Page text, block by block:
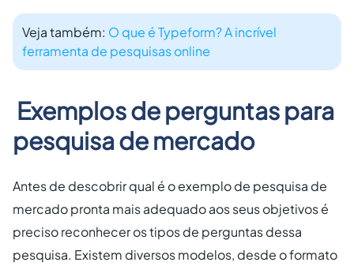
Veja também: O que é Typeform? A incrível
ferramenta de pesquisas online
Exemplos de perguntas para
pesquisa de mercado
Antes de descobrir qual é o exemplo de pesquisa de
mercado pronta mais adequado aos seus objetivos é
preciso reconhecer os tipos de perguntas dessa
pesquisa. Existem diversos modelos, desde o formato